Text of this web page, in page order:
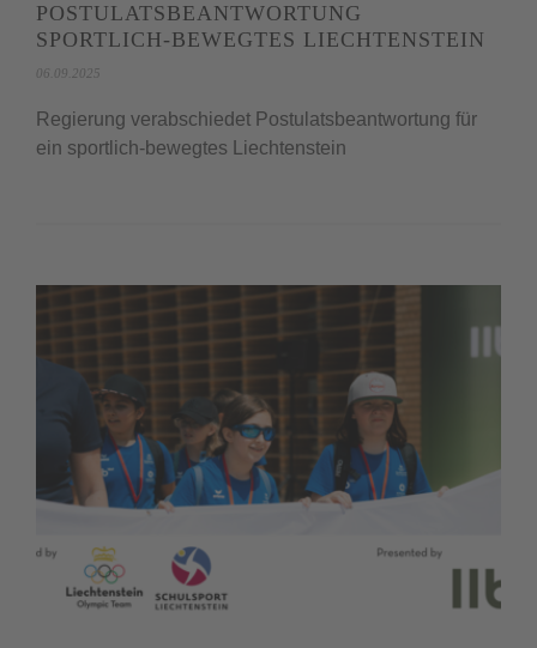
POSTULATSBEANTWORTUNG
SPORTLICH-BEWEGTES LIECHTENSTEIN
06.09.2025
Regierung verabschiedet Postulatsbeantwortung für
ein sportlich-bewegtes Liechtenstein